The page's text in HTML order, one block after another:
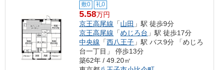
敷0 礼0
5.58万円
京王高尾線 「山田 」駅 徒歩9分
京王高尾線 「めじろ台 」駅 徒歩17分
中央線 「西八王子 」駅 バス9分 「めじろ
台一丁目」 停歩13分
築62年 / 49.20㎡